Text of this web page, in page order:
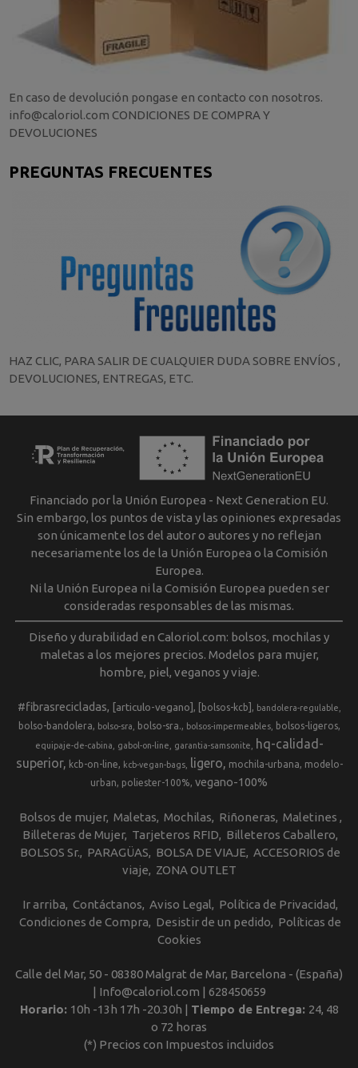
En caso de devolución pongase en contacto con nosotros.
info@caloriol.com CONDICIONES DE COMPRA Y
DEVOLUCIONES
PREGUNTAS FRECUENTES
HAZ CLIC, PARA SALIR DE CUALQUIER DUDA SOBRE ENVÍOS ,
DEVOLUCIONES, ENTREGAS, ETC.
Financiado por la Unión Europea - Next Generation EU.
Sin embargo, los puntos de vista y las opiniones expresadas
son únicamente los del autor o autores y no reflejan
necesariamente los de la Unión Europea o la Comisión
Europea.
Ni la Unión Europea ni la Comisión Europea pueden ser
consideradas responsables de las mismas.
Diseño y durabilidad en Caloriol.com: bolsos, mochilas y
maletas a los mejores precios. Modelos para mujer,
hombre, piel, veganos y viaje.
#fibrasrecicladas [articulo-vegano] [bolsos-kcb] bandolera-regulable
bolso-bandolera bolso-sra bolso-sra. bolsos-impermeables bolsos-ligeros
equipaje-de-cabina gabol-on-line garantia-samsonite
hq-calidad-
superior
kcb-on-line kcb-vegan-bags ligero mochila-urbana
modelo-
urban
poliester-100% vegano-100%
Bolsos de mujer Maletas Mochilas Riñoneras Maletines
Billeteras de Mujer Tarjeteros RFID
Billeteros Caballero
BOLSOS Sr.
PARAGÜAS BOLSA DE VIAJE ACCESORIOS de
viaje
ZONA OUTLET
Ir arriba Contáctanos Aviso Legal
Política de Privacidad
Condiciones de Compra
Desistir de un pedido
Políticas de
Cookies
Calle del Mar, 50 - 08380 Malgrat de Mar, Barcelona - (España)
| Info@caloriol.com | 628450659
Horario: 10h -13h 17h -20.30h | Tiempo de Entrega: 24, 48
o 72 horas
(*) Precios con Impuestos incluidos